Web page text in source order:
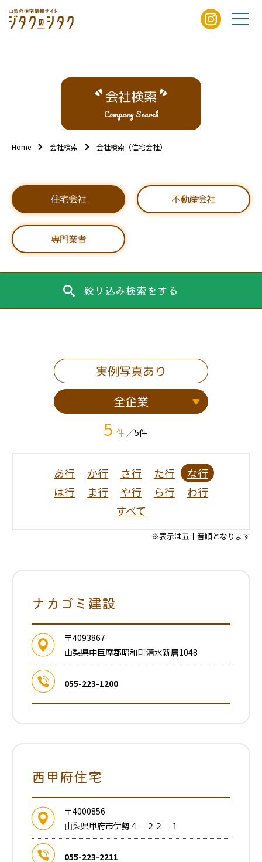
会社検索
Company Search
Home 会社検索 会社検索（住宅会社）
住宅会社 不動産会社
専門業者
絞り込み検索をする
実例写真あり
全企業
5 件 ／5件
あ行 か行 さ行 た行
な行
は行
ま行 や行 ら行
わ行
すべて
※表示は五十音順となります
ナカゴミ建設
〒4093867
山梨県中巨摩郡昭和町清水新居1048
055-223-1200
西甲府住宅
〒4000856
山梨県甲府市伊勢４－２２－１
055-223-2211